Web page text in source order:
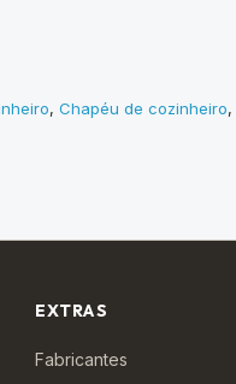
, Chapéu de cozinheiro,
EXTRAS
Fabricantes